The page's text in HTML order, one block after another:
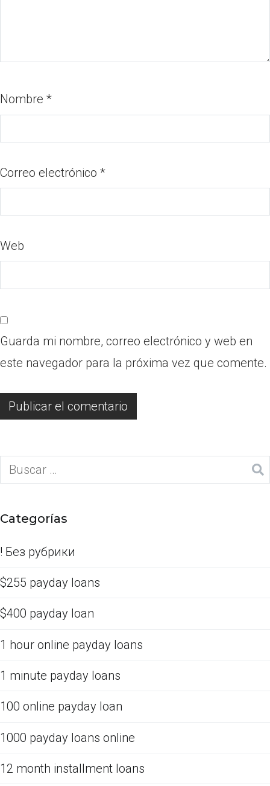
Nombre *
Correo electrónico *
Web
Guarda mi nombre, correo electrónico y web en
este navegador para la próxima vez que comente.
Categorías
! Без рубрики
$255 payday loans
$400 payday loan
1 hour online payday loans
1 minute payday loans
100 online payday loan
1000 payday loans online
12 month installment loans